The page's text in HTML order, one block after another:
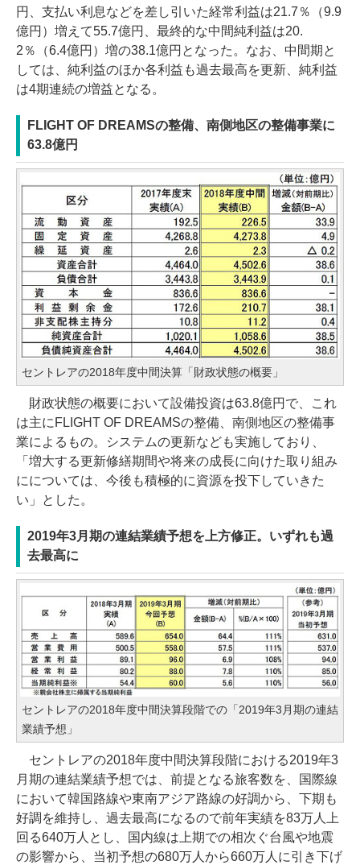
円、支払い利息などを差し引いた経常利益は21.7％（9.9
億円）増えて55.7億円、最終的な中間純利益は20.
2％（6.4億円）増の38.1億円となった。なお、中間期と
しては、純利益のほか各利益も過去最高を更新、純利益
は4期連続の増益となる。
FLIGHT OF DREAMSの整備、南側地区の整備事業に
63.8億円
セントレアの2018年度中間決算「財政状態の概要」
財政状態の概要において設備投資は63.8億円で、これ
は主にFLIGHT OF DREAMSの整備、南側地区の整備事
業によるもの。システムの更新なども実施しており、
「増大する更新修繕期間や将来の成長に向けた取り組み
にについては、今後も積極的に資源を投下していきた
い」とした。
2019年3月期の連結業績予想を上方修正。いずれも過
去最高に
セントレアの2018年度中間決算段階での「2019年3月期の連結
業績予想」
セントレアの2018年度中間決算段階における2019年3
月期の連結業績予想では、前提となる旅客数を、国際線
において韓国路線や東南アジア路線の好調から、下期も
好調を維持し、過去最高になるので前年実績を83万人上
回る640万人とし、国内線は上期での相次ぐ台風や地震
の影響から、当初予想の680万人から660万人に引き下げ